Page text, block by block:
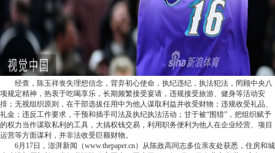
经查，陈玉祥丧失理想信念，背弃初心使命，执纪违纪，执法犯法，罔顾中央八
项规定精神，热衷于吃喝享乐，长期频繁接受宴请，违规接受旅游、健身等活动安
排；无视组织原则，在干部选拔任用中为他人谋取利益并收受财物；违规收受礼品、
礼金；违反工作要求，干预和插手司法及执纪执法活动；甘于被“围猎”，把组织赋予
的权力当作谋取私利的工具，大搞权钱交易，利用职务便利为他人在企业经营、项目
运营等方面谋利，并非法收受巨额财物。
6月17日，澎湃新闻（www.thepaper.cn）从陈政高同志多位亲友处获悉，住房和城